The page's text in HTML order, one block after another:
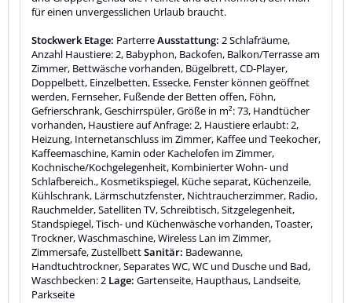
für einen unvergesslichen Urlaub braucht.
Stockwerk Etage: ParterreAusstattung: 2 Schlafräume,
Anzahl Haustiere: 2, Babyphon, Backofen, Balkon/Terrasse am
Zimmer, Bettwäsche vorhanden, Bügelbrett, CD-Player,
Doppelbett, Einzelbetten, Essecke, Fenster können geöffnet
werden, Fernseher, Fußende der Betten offen, Föhn,
Gefrierschrank, Geschirrspüler, Größe in m²: 73, Handtücher
vorhanden, Haustiere auf Anfrage: 2, Haustiere erlaubt: 2,
Heizung, Internetanschluss im Zimmer, Kaffee und Teekocher,
Kaffeemaschine, Kamin oder Kachelofen im Zimmer,
Kochnische/Kochgelegenheit, Kombinierter Wohn- und
Schlafbereich., Kosmetikspiegel, Küche separat, Küchenzeile,
Kühlschrank, Lärmschutzfenster, Nichtraucherzimmer, Radio,
Rauchmelder, Satelliten TV, Schreibtisch, Sitzgelegenheit,
Standspiegel, Tisch- und Küchenwäsche vorhanden, Toaster,
Trockner, Waschmaschine, Wireless Lan im Zimmer,
Zimmersafe, ZustellbettSanitär: Badewanne,
Handtuchtrockner, Separates WC, WC und Dusche und Bad,
Waschbecken: 2 Lage: Gartenseite, Haupthaus, Landseite,
Parkseite